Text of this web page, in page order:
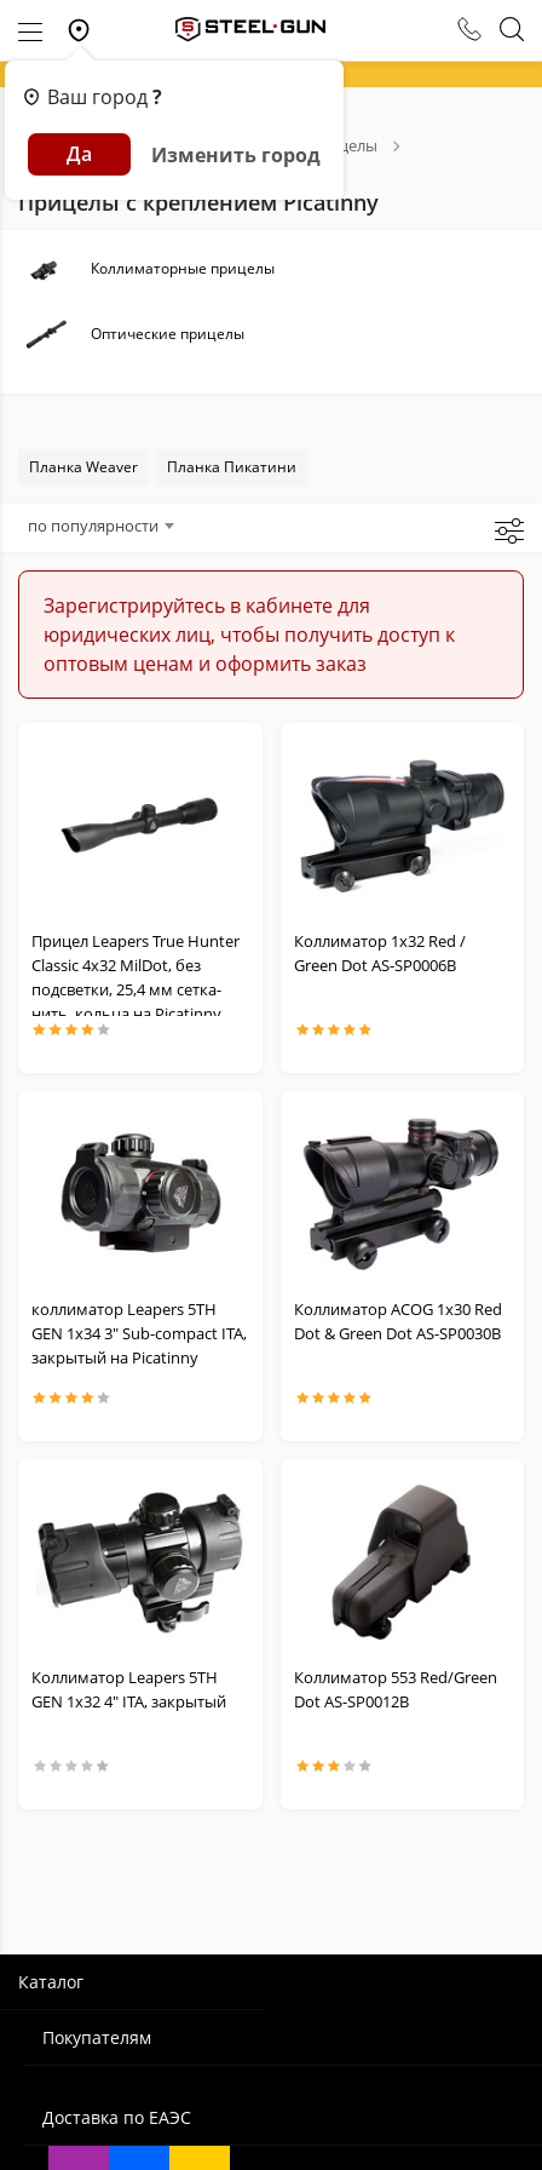
Ваш город?
Да Изменить город
Главная Каталог
Прицелы
Тип крепления: Picatinny
Прицелы с креплением Picatinny
Коллиматорные прицелы
Оптические прицелы
Планка Weaver Планка Пикатини
по популярности
Зарегистрируйтесь в кабинете для
юридических лиц, чтобы получить доступ к
оптовым ценам и оформить заказ
Прицел Leapers True Hunter
Classic 4x32 MilDot, без
подсветки, 25,4 мм сетка-
нить, кольца на Picatinny
Коллиматор 1x32 Red /
Green Dot AS-SP0006B
коллиматор Leapers 5TH
GEN 1х34 3" Sub-compact ITA,
закрытый на Picatinny
Коллиматор ACOG 1х30 Red
Dot & Green Dot AS-SP0030B
Коллиматор Leapers 5TH
GEN 1х32 4" ITA, закрытый
Коллиматор 553 Red/Green
Dot AS-SP0012B
Каталог
Покупателям
Доставка по ЕАЭС